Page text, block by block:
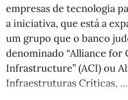
empresas de tecnologia
a iniciativa, que está a
um grupo que o banco
denominado “Alliance for
Infrastructure” (ACI) ou
Infraestruturas Críticas, ...